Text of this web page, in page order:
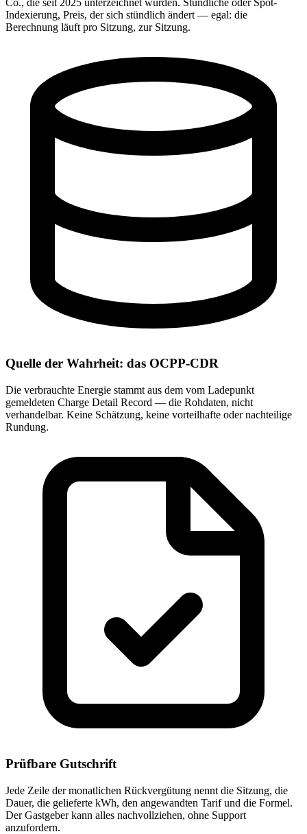
Indexierung, Preis, der sich stündlich ändert — egal: die
Berechnung läuft pro Sitzung, zur Sitzung.
Quelle der Wahrheit: das OCPP-CDR
Die verbrauchte Energie stammt aus dem vom Ladepunkt
gemeldeten Charge Detail Record — die Rohdaten, nicht
verhandelbar. Keine Schätzung, keine vorteilhafte oder nachteilige
Rundung.
Prüfbare Gutschrift
Jede Zeile der monatlichen Rückvergütung nennt die Sitzung, die
Dauer, die gelieferte kWh, den angewandten Tarif und die Formel.
Der Gastgeber kann alles nachvollziehen, ohne Support
anzufordern.